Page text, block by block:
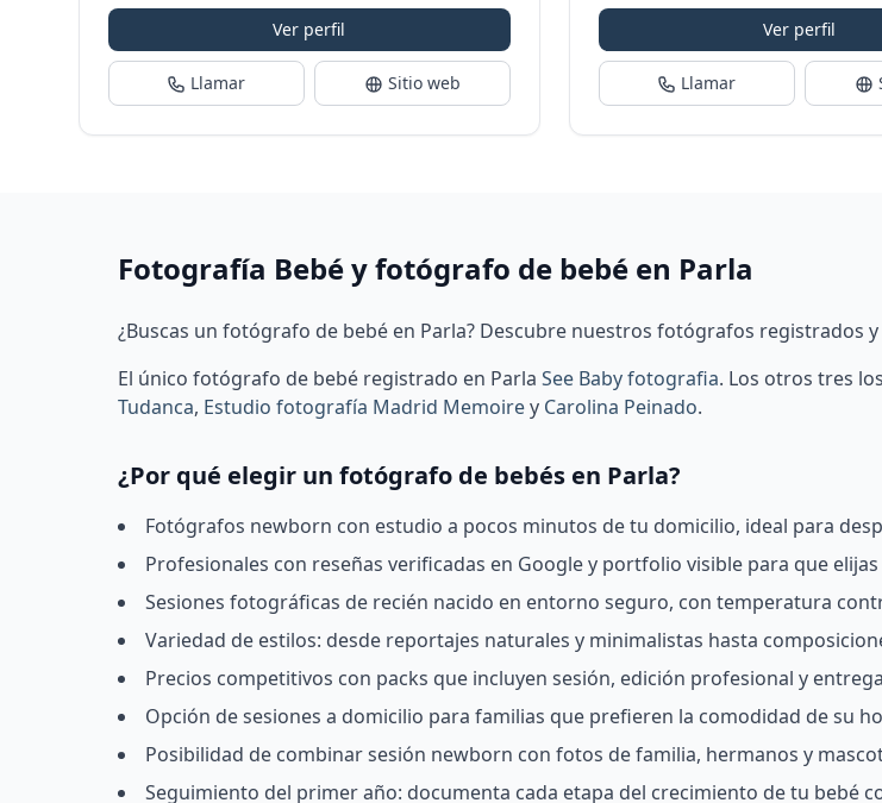
Ver perfil
Llamar Sitio web
Ver perfil
Llamar
Fotografía Bebé y fotógrafo de bebé en Parla
¿Buscas un fotógrafo de bebé en Parla? Descubre nuestros fotógrafos registrados
El único fotógrafo de bebé registrado en ParlaSee Baby fotografia. Los otros tres
Tudanca, Estudio fotografía Madrid Memoirey Carolina Peinado.
¿Por qué elegir un fotógrafo de bebés en Parla?
Fotógrafos newborn con estudio a pocos minutos de tu domicilio, ideal para
Profesionales con reseñas verificadas en Google y portfolio visible para que
Sesiones fotográficas de recién nacido en entorno seguro, con temperatura
Variedad de estilos: desde reportajes naturales y minimalistas hasta
Precios competitivos con packs que incluyen sesión, edición profesional y
Opción de sesiones a domicilio para familias que prefieren la comodidad de su
Posibilidad de combinar sesión newborn con fotos de familia, hermanos y
Seguimiento del primer año: documenta cada etapa del crecimiento de tu bebé